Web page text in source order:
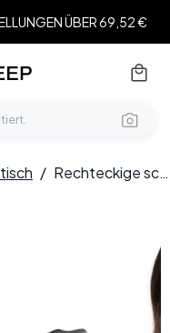
ÜBER 69,52 €
/ Rechteckige schwarze Acetatbrille #BS2012-0231